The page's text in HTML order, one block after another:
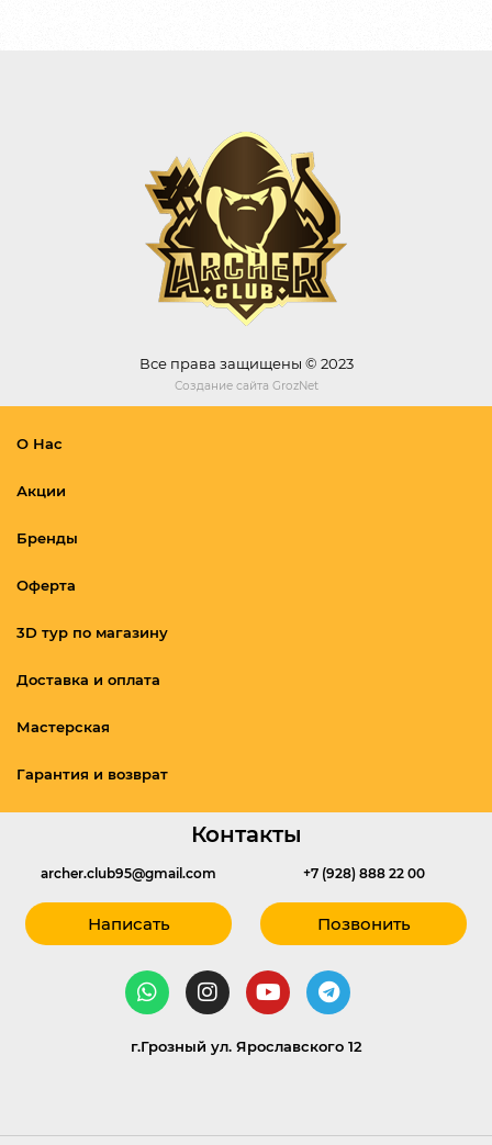
Все права защищены © 2023
Создание сайта GrozNet
О Нас
Акции
Бренды
Оферта
3D тур по магазину
Доставка и оплата
Мастерская
Гарантия и возврат
Контакты
archer.club95@gmail.com
Написать
+7 (928) 888 22 00
Позвонить
г.Грозный ул. Ярославского 12